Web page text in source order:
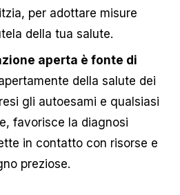
per adottare misure
della tua salute.
aperta è fonte di
della salute dei
gli autoesami e qualsiasi
favorisce la diagnosi
in contatto con risorse e
preziose.